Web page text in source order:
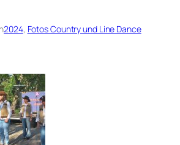
2024, Fotos Country und Line Dance